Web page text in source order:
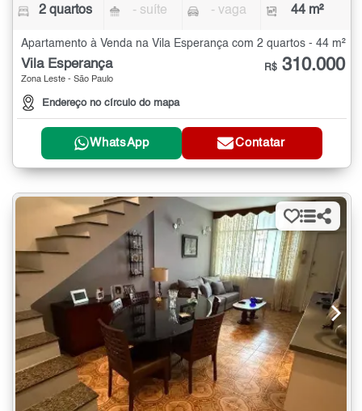
2 quartos - suíte - vaga 44 m²
Apartamento à Venda na Vila Esperança com 2 quartos - 44 m²
Vila Esperança
Zona Leste - São Paulo
Endereço no círculo do mapa
R$ 310.000
WhatsApp Contatar